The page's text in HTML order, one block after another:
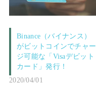
Binance（バイナンス）
がビットコインでチャー
ジ可能な「Visaデビット
カード」発行！
2020/04/01